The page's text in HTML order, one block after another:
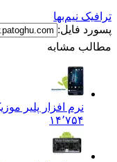
نیم‌بها
فایل:
مشابه
نرم افزار پلیر موزیک
۱۴٬۷۵۴